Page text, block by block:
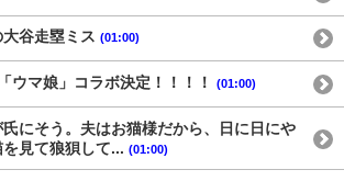
大谷走塁ミス (01:00)
ウマ娘」コラボ決定！！！！ (01:00)
にそう。夫はお猫様だから、日に日にや
見て狼狽して... (01:00)